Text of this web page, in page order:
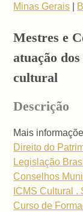
Minas Gerais
Mestres e
atuação
cultural
Descrição
Mais
Direito do
Legislação
Conselhos
ICMS Cultural .
Curso de